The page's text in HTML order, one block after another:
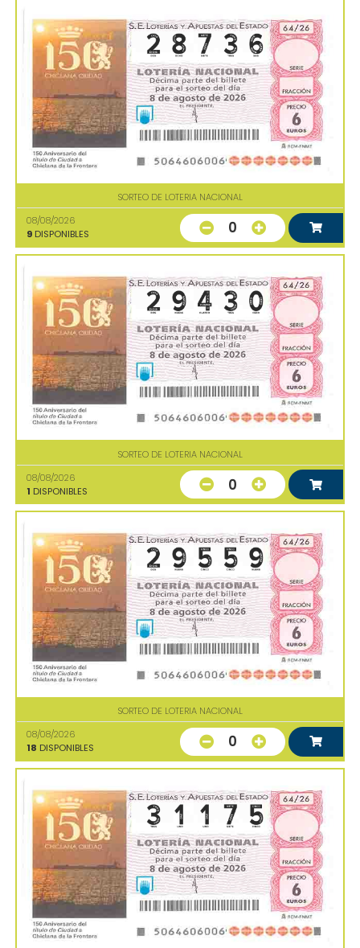
SORTEO DE LOTERIA NACIONAL
08/08/2026
9 DISPONIBLES 0
SORTEO DE LOTERIA NACIONAL
08/08/2026
1 DISPONIBLES 0
SORTEO DE LOTERIA NACIONAL
08/08/2026
18 DISPONIBLES 0